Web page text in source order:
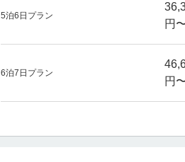
5泊6日プラン
円
6泊7日プラン
円